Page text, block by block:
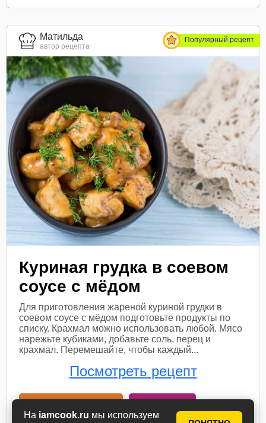
На iamcook.ru мы используем
Матильда
автор рецепта
Популярный рецепт
Куриная грудка в соевом
соусе с мёдом
Для приготовления жареной куриной грудки в
соевом соусе с мёдом подготовьте продукты по
списку. Крахмал можно использовать любой. Мясо
нарежьте кубиками, добавьте соль, перец и
крахмал. Перемешайте, чтобы каждый...
Посмотреть рецепт